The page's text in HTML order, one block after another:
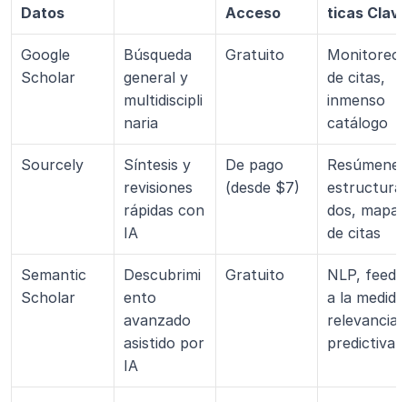
Datos
Acceso
ticas
Google
Scholar
Búsqueda
general y
multidiscipli
naria
Gratuito
Monitoreo
de citas,
inmenso
catálogo
Sourcely
Síntesis y
revisiones
rápidas con
IA
De pago
(desde $7)
Resúmenes
estructura
dos, mapas
de citas
Semantic
Scholar
Descubrimi
ento
avanzado
asistido por
IA
Gratuito
NLP, feeds
a la
relevancia
predictiva